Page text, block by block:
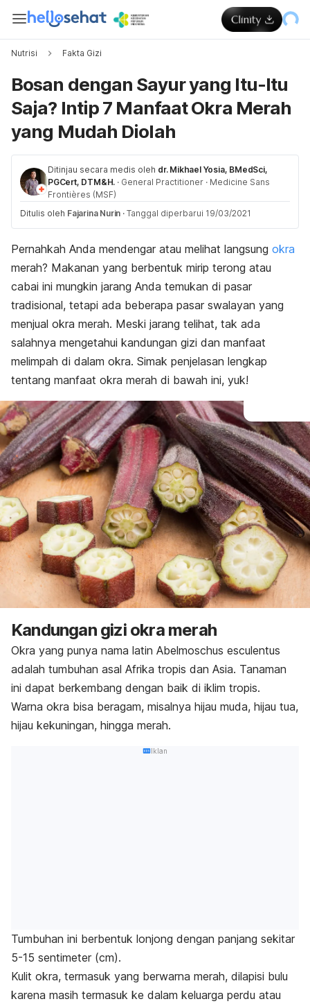
Nutrisi Fakta Gizi
Bosan dengan Sayur yang Itu-Itu
Saja? Intip 7 Manfaat Okra Merah
yang Mudah Diolah
Ditinjau secara medis oleh dr. Mikhael Yosia, BMedSci,
PGCert, DTM&H. · General Practitioner · Medicine Sans
Frontières (MSF)
Ditulis oleh Fajarina Nurin · Tanggal diperbarui 19/03/2021
Pernahkah Anda mendengar atau melihat langsung okra
merah? Makanan yang berbentuk mirip terong atau
cabai ini mungkin jarang Anda temukan di pasar
tradisional, tetapi ada beberapa pasar swalayan yang
menjual okra merah. Meski jarang telihat, tak ada
salahnya mengetahui kandungan gizi dan manfaat
melimpah di dalam okra. Simak penjelasan lengkap
tentang manfaat okra merah di bawah ini, yuk!
Kandungan gizi okra merah
Okra yang punya nama latin Abelmoschus esculentus
adalah tumbuhan asal Afrika tropis dan Asia. Tanaman
ini dapat berkembang dengan baik di iklim tropis.
Warna okra bisa beragam, misalnya hijau muda, hijau tua,
hijau kekuningan, hingga merah.
Iklan
Tumbuhan ini berbentuk lonjong dengan panjang sekitar
5-15 sentimeter (cm).
Kulit okra, termasuk yang berwarna merah, dilapisi bulu
karena masih termasuk ke dalam keluarga perdu atau